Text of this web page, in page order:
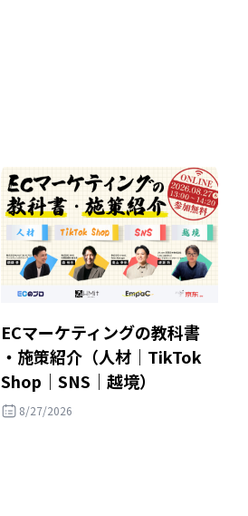
ECマーケティングの教科書
・施策紹介（人材｜TikTok
Shop｜SNS｜越境）
8/27/2026